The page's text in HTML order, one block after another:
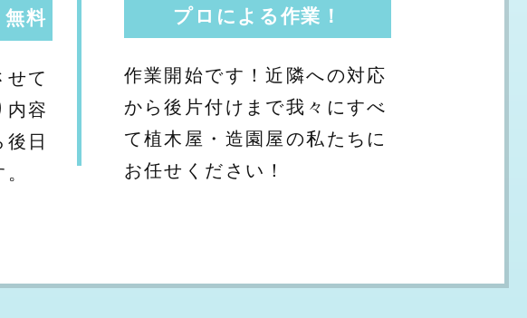
料
て
容
日
プロによる作業！
作業開始です！近隣への対応
から後片付けまで我々にすべ
て植木屋・造園屋の私たちに
お任せください！